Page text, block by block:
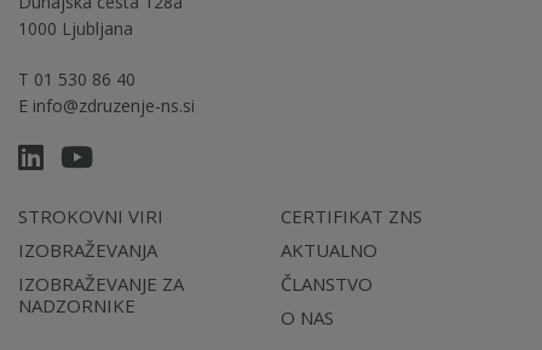
1000 Ljubljana
T 01 530 86 40
E info@zdruzenje-ns.si
STROKOVNI VIRI
IZOBRAŽEVANJA
IZOBRAŽEVANJE ZA
NADZORNIKE
CERTIFIKAT ZNS
AKTUALNO
ČLANSTVO
O NAS